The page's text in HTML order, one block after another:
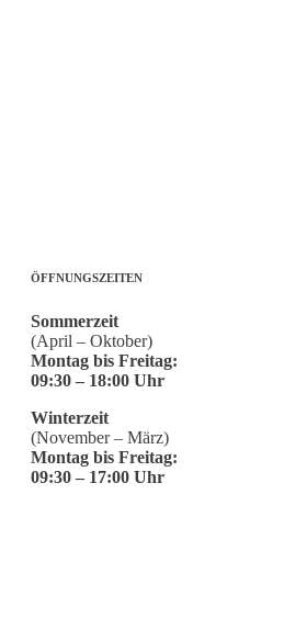
ÖFFNUNGSZEITEN
Sommerzeit
(April – Oktober)
Montag bis Freitag:
09:30 – 18:00 Uhr
Winterzeit
(November – März)
Montag bis Freitag:
09:30 – 17:00 Uhr